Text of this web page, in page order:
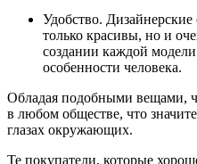
Удобство.
только красивы, но и
создании каждой
особенности человека.
Обладая подобными вещами,
в любом обществе, что
глазах окружающих.
Те покупатели, которые